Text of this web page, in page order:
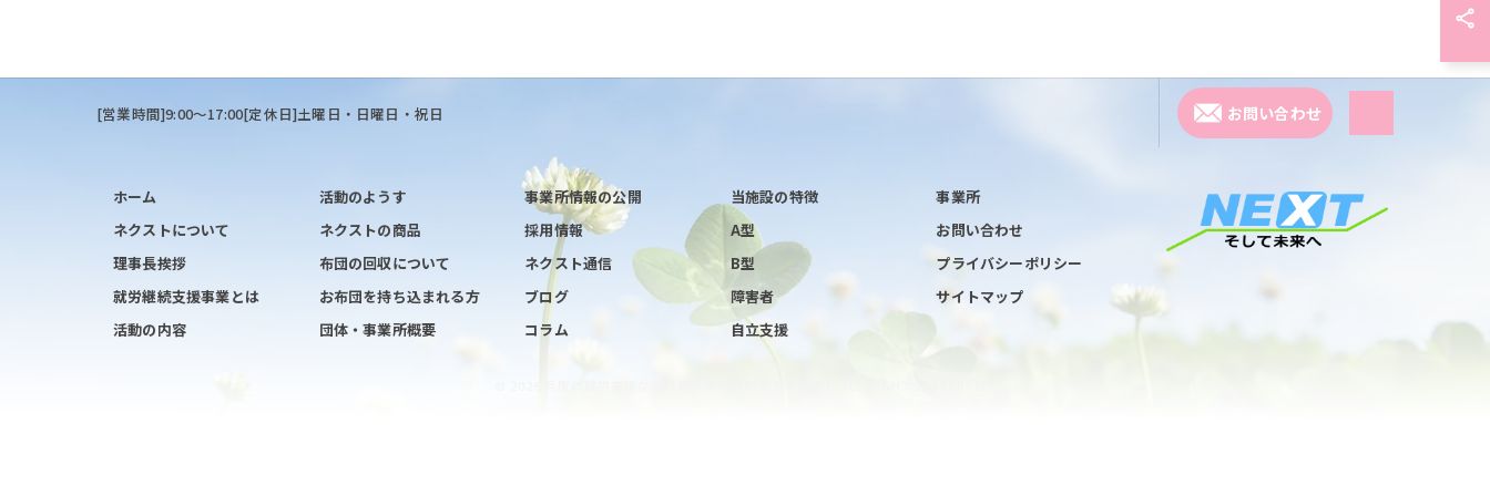
[営業時間]9:00～17:00[定休日]土曜日・日曜日・祝日 お問い合わせ
ホーム
ネクストについて
理事長挨拶
就労継続支援事業とは
活動の内容
活動のようす
ネクストの商品
布団の回収について
お布団を持ち込まれる方
団体・事業所概要
事業所情報の公開
採用情報
ネクスト通信
ブログ
コラム
当施設の特徴
A型
B型
障害者
自立支援
事業所
お問い合わせ
プライバシーポリシー
サイトマップ